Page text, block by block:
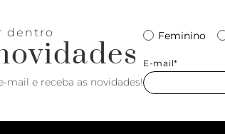
dentro
mail e receba as novidades!
Feminino
E-mail*